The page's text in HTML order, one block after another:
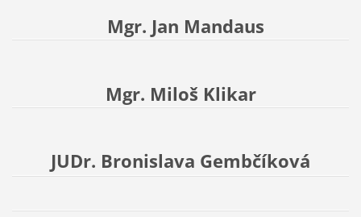
Mgr. Jan Mandaus
Mgr. Miloš Klikar
JUDr. Bronislava Gembčíková